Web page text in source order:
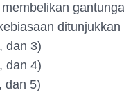
dan 3)
dan 4)
dan 5)